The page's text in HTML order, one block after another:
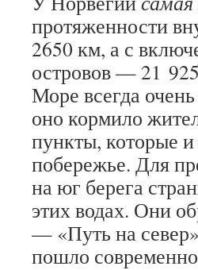
протяженности
2650 км, а с
островов — 21
Море всегда
оно кормило
пункты, которые
побережье. Для
на юг берега
этих водах. Они
— «Путь на
пошло